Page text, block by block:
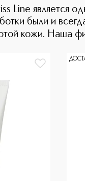
Line является
были и
кожи. Наша